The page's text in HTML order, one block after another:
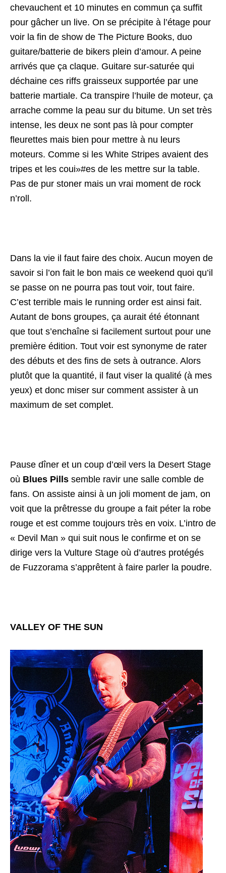
chevauchent et 10 minutes en commun ça suffit
pour gâcher un live. On se précipite à l’étage pour
voir la fin de show de The Picture Books, duo
guitare/batterie de bikers plein d’amour. A peine
arrivés que ça claque. Guitare sur-saturée qui
déchaine ces riffs graisseux supportée par une
batterie martiale. Ca transpire l’huile de moteur, ça
arrache comme la peau sur du bitume. Un set très
intense, les deux ne sont pas là pour compter
fleurettes mais bien pour mettre à nu leurs
moteurs. Comme si les White Stripes avaient des
tripes et les coui»#es de les mettre sur la table.
Pas de pur stoner mais un vrai moment de rock
n’roll.
Dans la vie il faut faire des choix. Aucun moyen de
savoir si l’on fait le bon mais ce weekend quoi qu’il
se passe on ne pourra pas tout voir, tout faire.
C’est terrible mais le running order est ainsi fait.
Autant de bons groupes, ça aurait été étonnant
que tout s’enchaîne si facilement surtout pour une
première édition. Tout voir est synonyme de rater
des débuts et des fins de sets à outrance. Alors
plutôt que la quantité, il faut viser la qualité (à mes
yeux) et donc miser sur comment assister à un
maximum de set complet.
Pause dîner et un coup d’œil vers la Desert Stage
où Blues Pills semble ravir une salle comble de
fans. On assiste ainsi à un joli moment de jam, on
voit que la prêtresse du groupe a fait péter la robe
rouge et est comme toujours très en voix. L’intro de
« Devil Man » qui suit nous le confirme et on se
dirige vers la Vulture Stage où d’autres protégés
de Fuzzorama s’apprêtent à faire parler la poudre.
VALLEY OF THE SUN